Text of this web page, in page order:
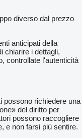
diverso dal prezzo
anticipati della
chiarire i dettagli,
controllate l'autenticità
possono richiedere una
del diritto per
possono raccogliere
e non farsi più sentire.